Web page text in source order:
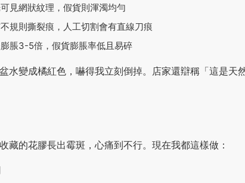
見網狀紋理，假貨則渾濁均勻
不規則撕裂痕，人工切割會有直線刀痕
膨脹3-5倍，假貨膨脹率低且易碎
水變成橘紅色，嚇得我立刻倒掉。店家還辯稱「這是天
藏的花膠長出霉斑，心痛到不行。現在我都這樣做：